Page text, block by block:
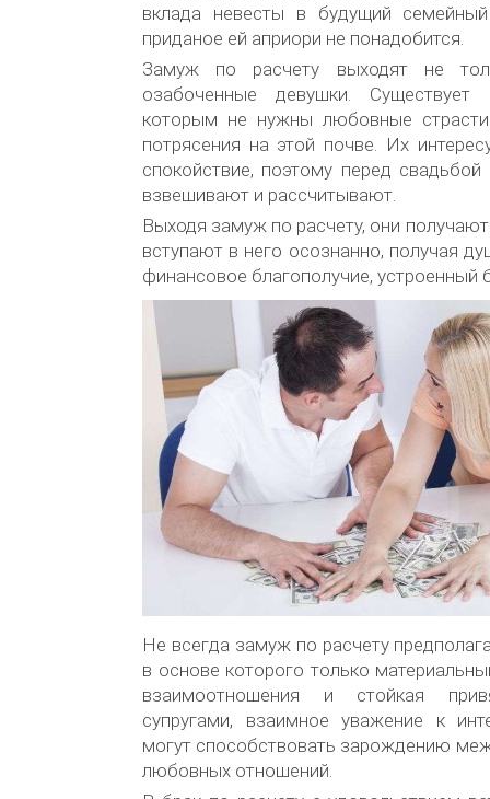
вклада невесты в будущий
приданое ей априори не понадобится.
Замуж по расчету выходят не
озабоченные девушки. Существует
которым не нужны любовные
потрясения на этой почве. Их
спокойствие, поэтому перед
взвешивают и рассчитывают.
Выходя замуж по расчету, они
вступают в него осознанно, получая
финансовое благополучие, устроенный
Не всегда замуж по расчету
в основе которого только
взаимоотношения и стойкая
супругами, взаимное уважение к
могут способствовать зарождению
любовных отношений.